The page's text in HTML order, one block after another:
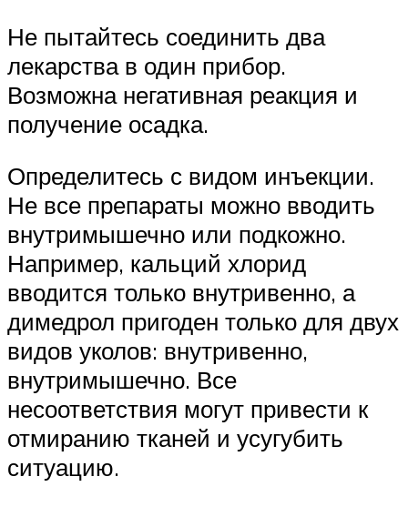
Не пытайтесь соединить два
лекарства в один прибор.
Возможна негативная реакция и
получение осадка.
Определитесь с видом инъекции.
Не все препараты можно вводить
внутримышечно или подкожно.
Например, кальций хлорид
вводится только внутривенно, а
димедрол пригоден только для двух
видов уколов: внутривенно,
внутримышечно. Все
несоответствия могут привести к
отмиранию тканей и усугубить
ситуацию.